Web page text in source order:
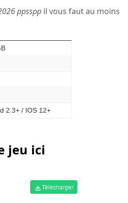
ppsspp il vous faut au moins
2.3+ / IOS 12+
jeu ici
Télécharger